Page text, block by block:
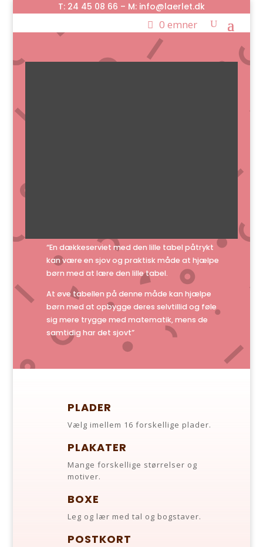
T: 24 45 08 66 – M: info@laerlet.dk
0 emner
“En dækkeserviet med den lille tabel påtrykt
kan være en sjov og praktisk måde at hjælpe
børn med at lære den lille tabel.
At øve tabellen på denne måde kan hjælpe
børn med at opbygge deres selvtillid og føle
sig mere trygge med matematik, mens de
samtidig har det sjovt”
PLADER
Vælg imellem 16 forskellige plader.
PLAKATER
Mange forskellige størrelser og
motiver.
BOXE
Leg og lær med tal og bogstaver.
POSTKORT